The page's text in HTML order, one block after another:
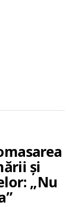
și
„Nu